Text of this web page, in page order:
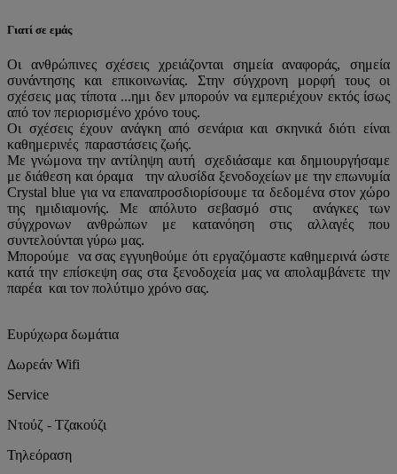
Γιατί σε εμάς
Οι ανθρώπινες σχέσεις χρειάζονται σημεία αναφοράς, σημεία
συνάντησης και επικοινωνίας. Στην σύγχρονη μορφή τους οι
σχέσεις μας τίποτα ...ημι δεν μπορούν να εμπεριέχουν εκτός ίσως
από τον περιορισμένο χρόνο τους.
Οι σχέσεις έχουν ανάγκη από σενάρια και σκηνικά διότι είναι
καθημερινές παραστάσεις ζωής.
Με γνώμονα την αντίληψη αυτή σχεδιάσαμε και δημιουργήσαμε
με διάθεση και όραμα την αλυσίδα ξενοδοχείων με την επωνυμία
Crystal blue για να επαναπροσδιορίσουμε τα δεδομένα στον χώρο
της ημιδιαμονής. Με απόλυτο σεβασμό στις ανάγκες των
σύγχρονων ανθρώπων με κατανόηση στις αλλαγές που
συντελούνται γύρω μας.
Μπορούμε να σας εγγυηθούμε ότι εργαζόμαστε καθημερινά ώστε
κατά την επίσκεψη σας στα ξενοδοχεία μας να απολαμβάνετε την
παρέα και τον πολύτιμο χρόνο σας.
Ευρύχωρα δωμάτια
Δωρεάν Wifi
Service
Ντούζ - Τζακούζι
Τηλεόραση